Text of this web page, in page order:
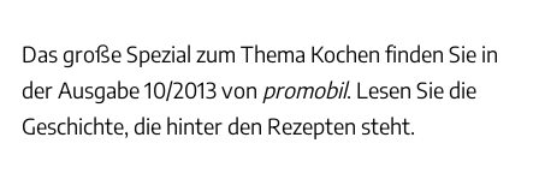
Das große Spezial zum Thema Kochen finden Sie in
der Ausgabe 10/2013 von promobil. Lesen Sie die
Geschichte, die hinter den Rezepten steht.